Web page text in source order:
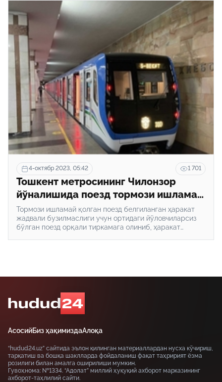
4-октябр 2023, 05:42 1 701
Тошкент метросининг Чилонзор
йўналишида поезд тормози ишламай
қолди
Тормози ишламай қолган поезд белгиланган ҳаракат
жадвали бузилмаслиги учун ортидаги йўловчиларсиз
бўлган поезд орқали тиркамага олиниб, ҳаракат
АсосийБиз ҳақимиздаАлоқа
“hudud24.uz” сайтида эълон қилинган материаллардан нусха кўчириш,
тарқатиш ва бошқа шаклларда фойдаланиш фақат таҳририят ёзма
розилиги билан амалга оширилиши мумкин.
Гувоҳнома: №1334. “Адолат” миллий ҳуқуқий ахборот марказининг
ахборот-таҳлилий сайти.